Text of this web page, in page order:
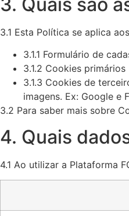
3.1 Esta Política se aplica
3.1.1 Formulário de
3.1.2 Cookies
3.1.3 Cookies de
imagens. Ex: Google e
3.2 Para saber mais sobre
4. Quais
4.1 Ao utilizar a Plataforma